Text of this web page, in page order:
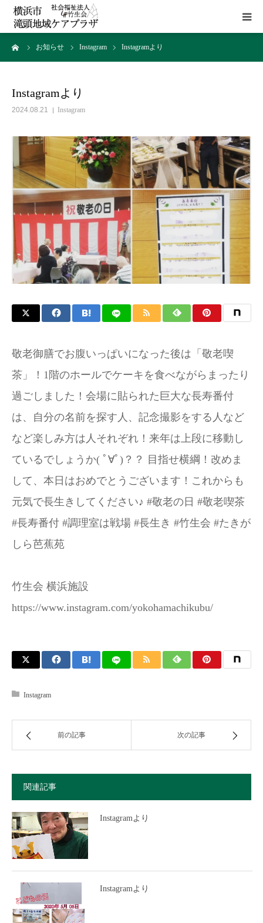
お知らせ Instagram Instagramより
Instagramより
2024.08.21 Instagram
敬老御膳でお腹いっぱいになった後は「敬老喫
茶」！1階のホールでケーキを食べながらまったり
過ごしました！会場に貼られた巨大な長寿番付
は、自分の名前を探す人、記念撮影をする人など
など楽しみ方は人それぞれ！来年は上段に移動し
ているでしょうか( ﾟ∀ﾟ)？？ 目指せ横綱！改めま
して、本日はおめでとうございます！これからも
元気で長生きしてください♪ #敬老の日 #敬老喫茶
#長寿番付 #調理室は戦場 #長生き #竹生会 #たきが
しら芭蕉苑
竹生会 横浜施設
https://www.instagram.com/yokohamachikubu/
Instagram
前の記事 次の記事
関連記事
Instagramより
Instagramより
HOME
施設概要
貸室
アクセス
お問い合わせ